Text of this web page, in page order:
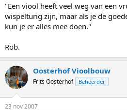
"Een viool heeft veel weg van een
wispelturig zijn, maar als je de
kun je er alles mee doen."
Rob.
Oosterhof Vioolbouw
Frits Oosterhof Beheerder
23 nov 2007